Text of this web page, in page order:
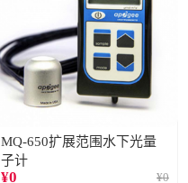
MQ-650扩展范围水下光量
子计
¥0 ¥0